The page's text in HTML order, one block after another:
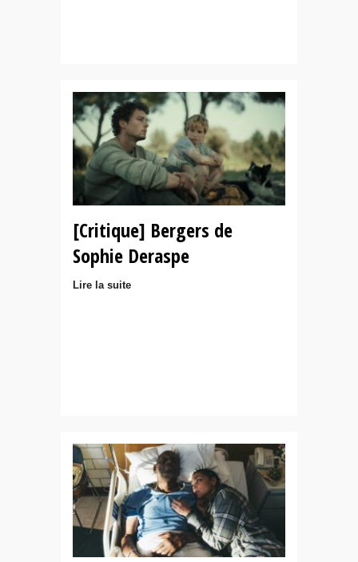
[Critique] Bergers de
Sophie Deraspe
Lire la suite